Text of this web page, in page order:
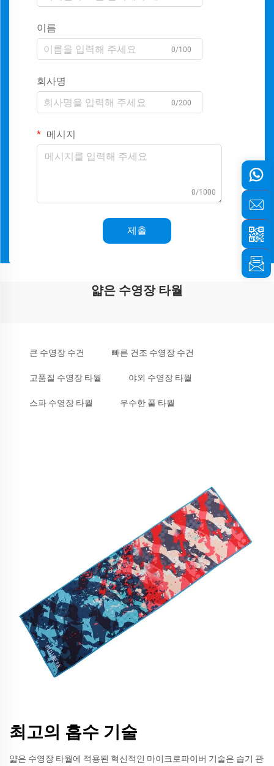
이름
0/100
회사명
0/200
메시지
0/1000
제출
얇은 수영장 타월
큰 수영장 수건 빠른 건조 수영장 수건
고품질 수영장 타월 야외 수영장 타월
스파 수영장 타월 우수한 풀 타월
최고의 흡수 기술
얇은 수영장 타월에 적용된 혁신적인 마이크로파이버 기술은 습기 관